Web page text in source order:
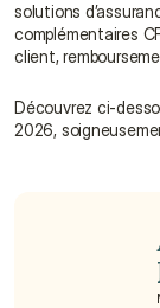
solutions
complémentaires
client,
Découvrez ci-
2026,